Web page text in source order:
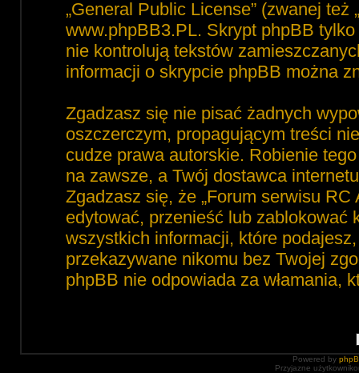
„General Public License” (zwanej też
www.phpBB3.PL. Skrypt phpBB
nie kontrolują tekstów
informacji o skrypcie phpBB można
Zgadzasz się nie pisać żadnych
oszczerczym, propagującym treści
cudze prawa autorskie. Robienie
na zawsze, a Twój dostawca
Zgadzasz się, że „Forum serwisu
edytować, przenieść lub zablokować
wszystkich informacji, które
przekazywane nikomu bez Twojej
phpBB nie odpowiada za włamania,
Powered by
Przyjazne